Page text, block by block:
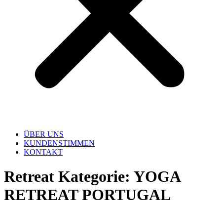
ÜBER UNS
KUNDENSTIMMEN
KONTAKT
Retreat Kategorie: YOGA
RETREAT PORTUGAL